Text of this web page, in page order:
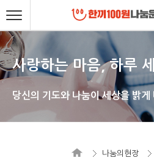
사랑하는 마음, 하루
당신의 기도와 나눔이 세상을 밝게
나눔의현장